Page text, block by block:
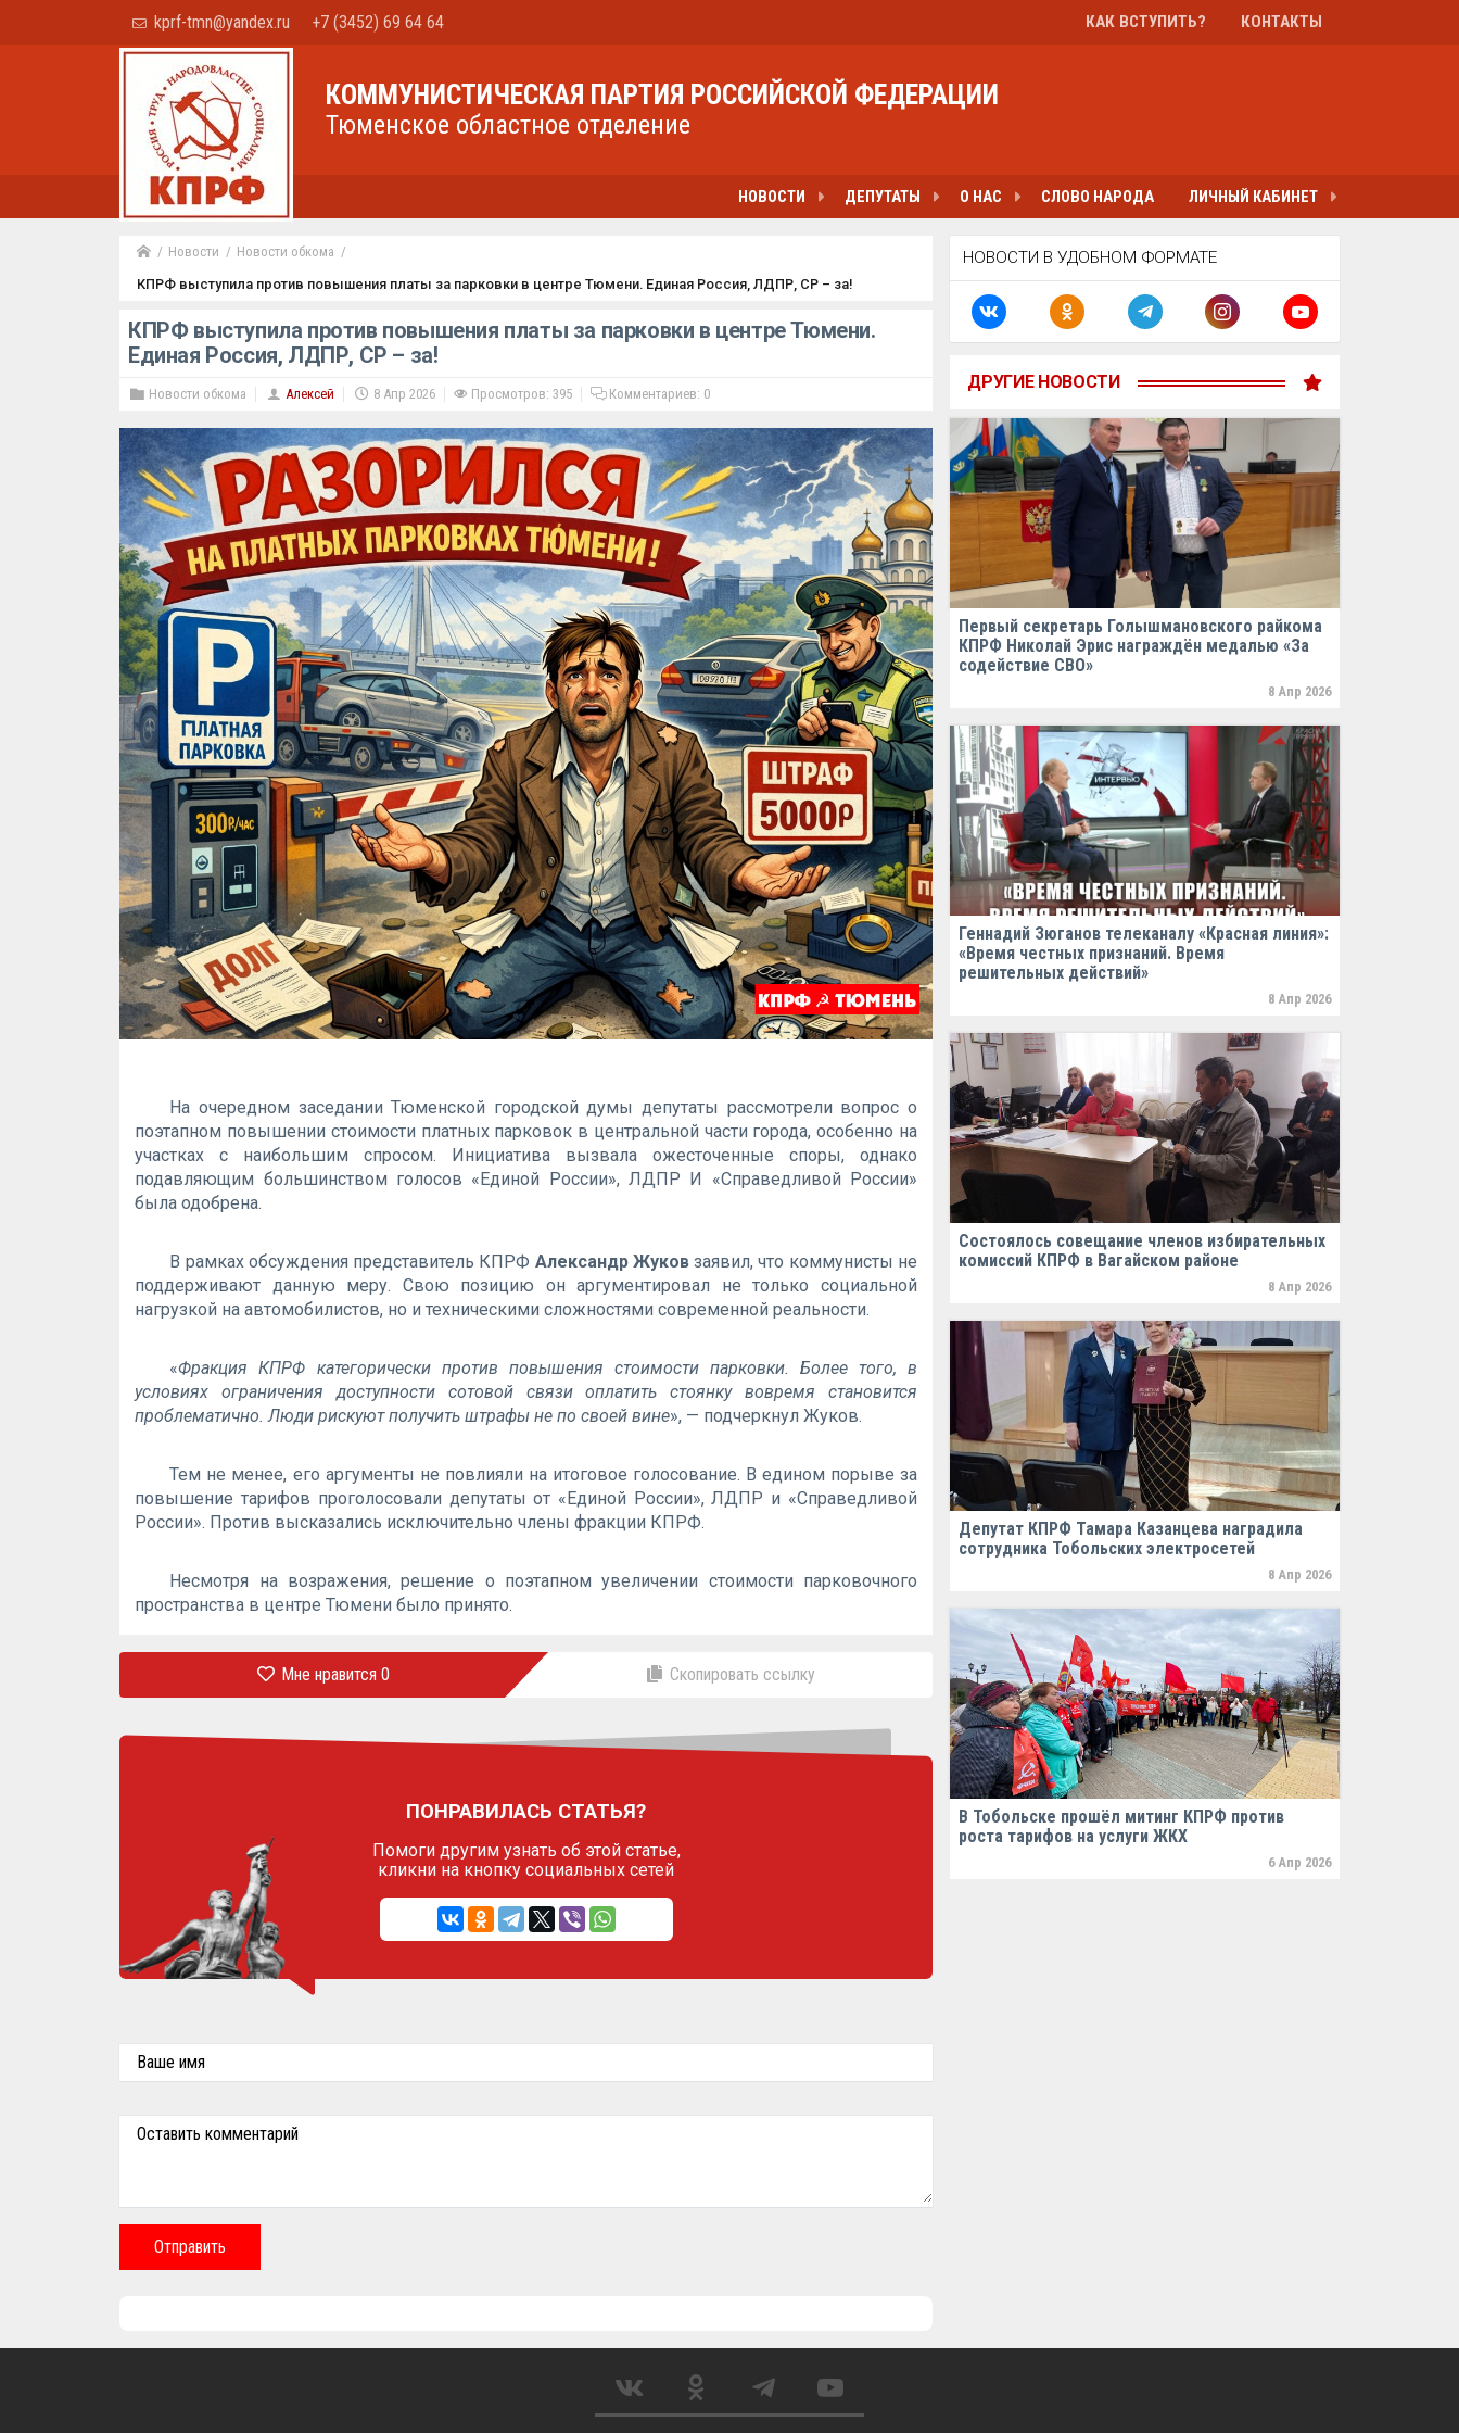
kprf-tmn@yandex.ru +7 (3452) 69 64 64 КАК ВСТУПИТЬ? КОНТАКТЫ
КОММУНИСТИЧЕСКАЯ ПАРТИЯ РОССИЙСКОЙ ФЕДЕРАЦИИ
Тюменское областное отделение
НОВОСТИ ДЕПУТАТЫ О НАС СЛОВО НАРОДА ЛИЧНЫЙ КАБИНЕТ
Новости
Новости обкома
КПРФ выступила против повышения платы за парковки в центре Тюмени. Единая Россия, ЛДПР, СР – за!
КПРФ выступила против повышения платы за парковки в центре Тюмени.
Единая Россия, ЛДПР, СР – за!
Новости обкома Алексей 8 Апр 2026 Просмотров: 395 Комментариев: 0
На очередном заседании Тюменской городской думы депутаты рассмотрели вопрос о
поэтапном повышении стоимости платных парковок в центральной части города, особенно на
участках с наибольшим спросом. Инициатива вызвала ожесточенные споры, однако
подавляющим большинством голосов «Единой России», ЛДПР И «Справедливой России»
была одобрена.
В рамках обсуждения представитель КПРФ Александр Жуковзаявил, что коммунисты не
поддерживают данную меру. Свою позицию он аргументировал не только социальной
нагрузкой на автомобилистов, но и техническими сложностями современной реальности.
«Фракция КПРФ категорически против повышения стоимости парковки. Более того, в
условиях ограничения доступности сотовой связи оплатить стоянку вовремя становится
проблематично. Люди рискуют получить штрафы не по своей вине», — подчеркнул Жуков.
Тем не менее, его аргументы не повлияли на итоговое голосование. В едином порыве за
повышение тарифов проголосовали депутаты от «Единой России», ЛДПР и «Справедливой
России». Против высказались исключительно члены фракции КПРФ.
Несмотря на возражения, решение о поэтапном увеличении стоимости парковочного
пространства в центре Тюмени было принято.
Мне нравится0 Скопировать ссылку
ПОНРАВИЛАСЬ СТАТЬЯ?
Помоги другим узнать об этой статье,
кликни на кнопку социальных сетей
Ваше имя
Оставить комментарий
Отправить
НОВОСТИ В УДОБНОМ ФОРМАТЕ
ДРУГИЕ НОВОСТИ
Первый секретарь Голышмановского райкома
КПРФ Николай Эрис награждён медалью «За
содействие СВО»
8 Апр 2026
Геннадий Зюганов телеканалу «Красная линия»:
«Время честных признаний. Время
решительных действий»
8 Апр 2026
Состоялось совещание членов избирательных
комиссий КПРФ в Вагайском районе
8 Апр 2026
Депутат КПРФ Тамара Казанцева наградила
сотрудника Тобольских электросетей
8 Апр 2026
В Тобольске прошёл митинг КПРФ против
роста тарифов на услуги ЖКХ
6 Апр 2026